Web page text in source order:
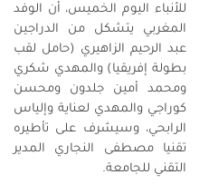
للأنباء اليوم الخميس، أن الوفد
المغربي يتشكل من الدراجين
عبد الرحيم الزاهيري (حامل لقب
بطولة إفريقيا) والمهدي شكري
ومحمد أمين جلدون ومحسن
كوراجي والمهدي لعناية وإلياس
الرابحي، وسيشرف على تأطيره
تقنيا مصطفى النجاري المدير
التقني للجامعة.